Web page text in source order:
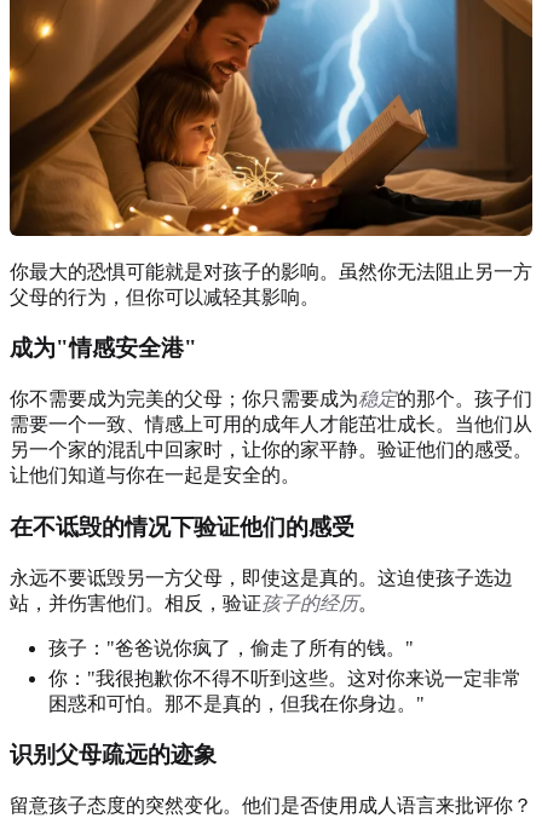
你最大的恐惧可能就是对孩子的影响。虽然你无法阻止另一方
父母的行为，但你可以减轻其影响。
成为"情感安全港"
你不需要成为完美的父母；你只需要成为稳定的那个。孩子们
需要一个一致、情感上可用的成年人才能茁壮成长。当他们从
另一个家的混乱中回家时，让你的家平静。验证他们的感受。
让他们知道与你在一起是安全的。
在不诋毁的情况下验证他们的感受
永远不要诋毁另一方父母，即使这是真的。这迫使孩子选边
站，并伤害他们。相反，验证孩子的经历。
孩子："爸爸说你疯了，偷走了所有的钱。"
你："我很抱歉你不得不听到这些。这对你来说一定非常
困惑和可怕。那不是真的，但我在你身边。"
识别父母疏远的迹象
留意孩子态度的突然变化。他们是否使用成人语言来批评你？